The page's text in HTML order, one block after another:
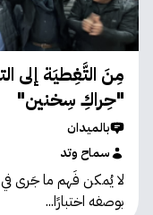
مِنَ التَّغِطيَة إلى
"حِراكِ سِخنين"
بالميدان
سماح وتد
لا يُمكن فَهم ما جَرى
بوصفه اختبارًا...